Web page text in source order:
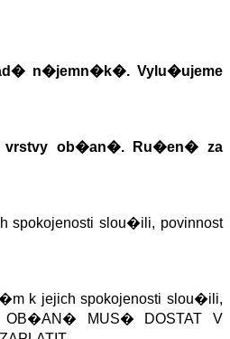
� n�jemn�k�. Vylu�ujeme
ob�an�. Ru�en� za
slou�ili, povinnost
k jejich spokojenosti slou�ili,
OB�AN� MUS� DOSTAT V